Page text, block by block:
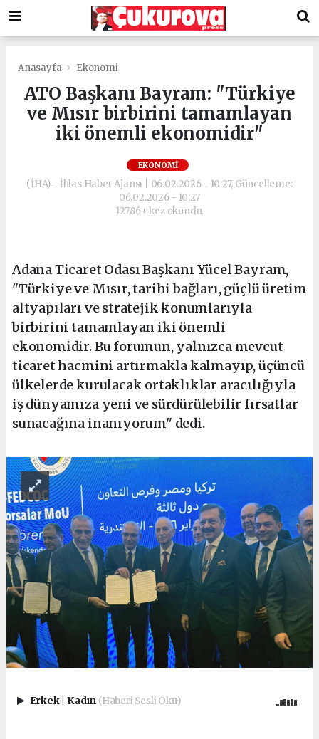
Anasayfa Ekonomi
ATO Başkanı Bayram: "Türkiye
ve Mısır birbirini tamamlayan
iki önemli ekonomidir"
EKONOMI
(İHA) - İhlas Haber Ajansı | 06.02.2026 - 10:27, Güncelleme:
06.02.2026 - 10:27
12786+ kez okundu.
Adana Ticaret Odası Başkanı Yücel Bayram,
"Türkiye ve Mısır, tarihi bağları, güçlü üretim
altyapıları ve stratejik konumlarıyla
birbirini tamamlayan iki önemli
ekonomidir. Bu forumun, yalnızca mevcut
ticaret hacmini artırmakla kalmayıp, üçüncü
ülkelerde kurulacak ortaklıklar aracılığıyla
iş dünyamıza yeni ve sürdürülebilir fırsatlar
sunacağına inanıyorum" dedi.
Erkek Kadın (Haberi Sesli Oku)